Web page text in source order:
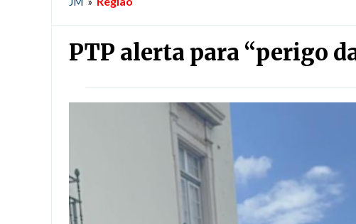
PTP alerta para “perigo